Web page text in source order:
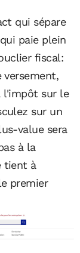
qui sépare
paie plein
fiscal:
versement,
l'impôt sur le
sur un
value sera
à la
tient à
premier